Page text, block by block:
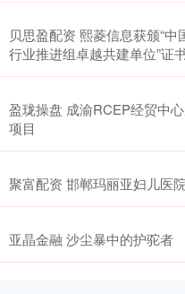
贝思盈配资 熙菱信息获颁“
行业推进组卓越共建单位”证
盈珑操盘 成渝RCEP经贸中
项目
聚富配资 邯郸玛丽亚妇儿医
亚晶金融 沙尘暴中的护驼者